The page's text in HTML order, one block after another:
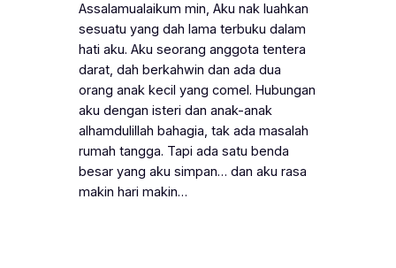
Assalamualaikum min, Aku nak luahkan
sesuatu yang dah lama terbuku dalam
hati aku. Aku seorang anggota tentera
darat, dah berkahwin dan ada dua
orang anak kecil yang comel. Hubungan
aku dengan isteri dan anak-anak
alhamdulillah bahagia, tak ada masalah
rumah tangga. Tapi ada satu benda
besar yang aku simpan… dan aku rasa
makin hari makin…